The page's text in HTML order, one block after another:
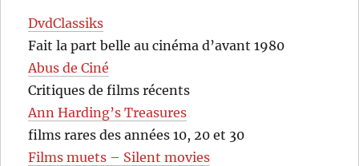
DvdClassiks
Fait la part belle au cinéma d’avant 1980
Abus de Ciné
Critiques de films récents
Ann Harding’s Treasures
films rares des années 10, 20 et 30
Films muets – Silent movies